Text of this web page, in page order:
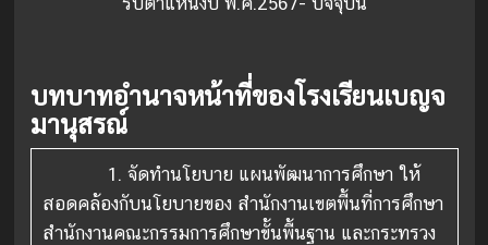
บทบาทอำนาจหน้าที่ของโรงเรียนเบญจ
มานุสรณ์
1. จัดทำนโยบาย แผนพัฒนาการศึกษา ให้
สอดคล้องกับนโยบายของ สำนักงานเขตพื้นที่การศึกษา
สำนักงานคณะกรรมการศึกษาขั้นพื้นฐาน และกระทรวง